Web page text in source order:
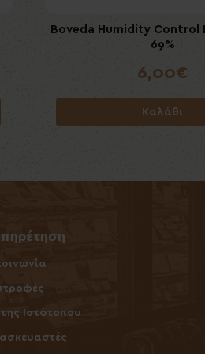
Villiger Premium No7
Καλάθι
Boveda Humidity Control
69%
6,00€
Καλάθι
Ιστότοπου